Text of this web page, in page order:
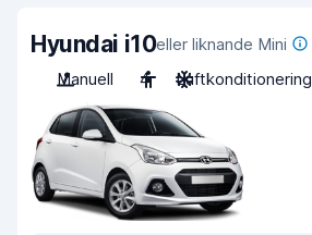
Hyundai i10eller liknande Mini
Manuell
4 Luftkonditionering